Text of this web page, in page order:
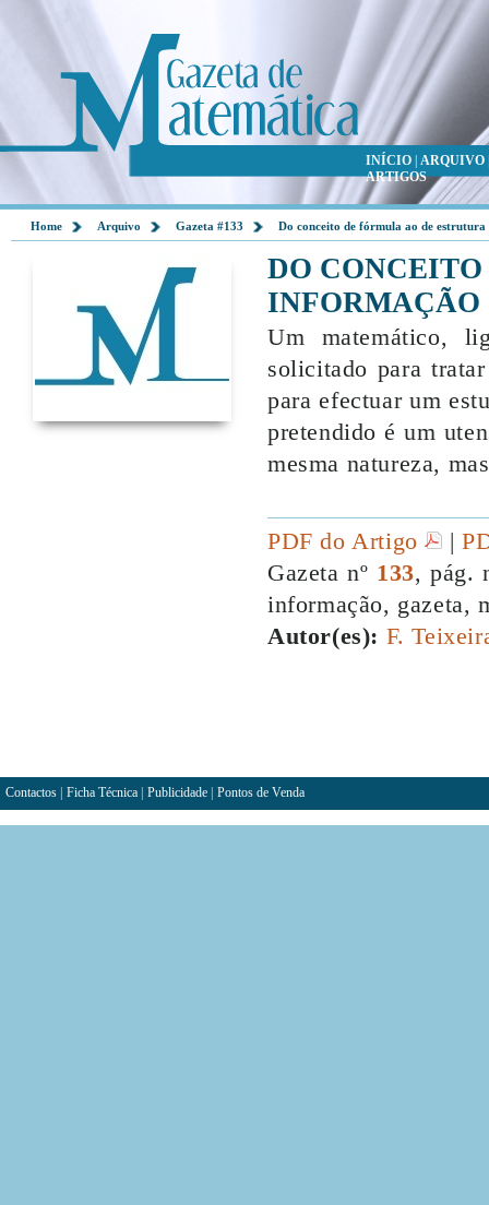
INÍCIO ARQUIVO
ARTIGOS
Home Arquivo Gazeta #133 Do conceito de fórmula ao de
DO
INFORMAÇÃO
Um matemático,
solicitado para
para efectuar um
pretendido é um
mesma natureza,
PDF do Artigo |
Gazeta nº 133, pág.
informação, gazeta,
Autor(es): F.
Contactos Ficha Técnica Publicidade Pontos de Venda